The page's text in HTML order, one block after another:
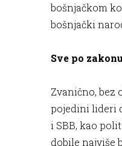
bošnjačkom
bošnjački
Sve po
Zvanično, bez
pojedini lideri
i SBB, kao
dobile najviše